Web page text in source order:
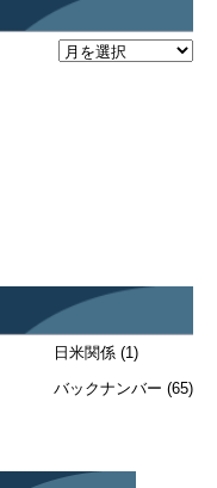
日米関係 (1)
バックナンバー (65)